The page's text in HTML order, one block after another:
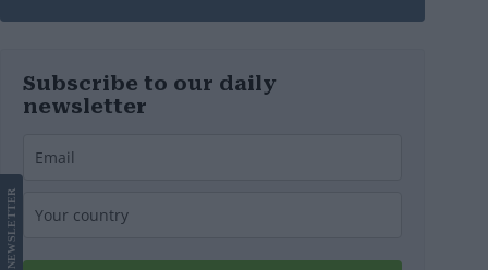
Subscribe to our daily
newsletter
NEWS
LETTER